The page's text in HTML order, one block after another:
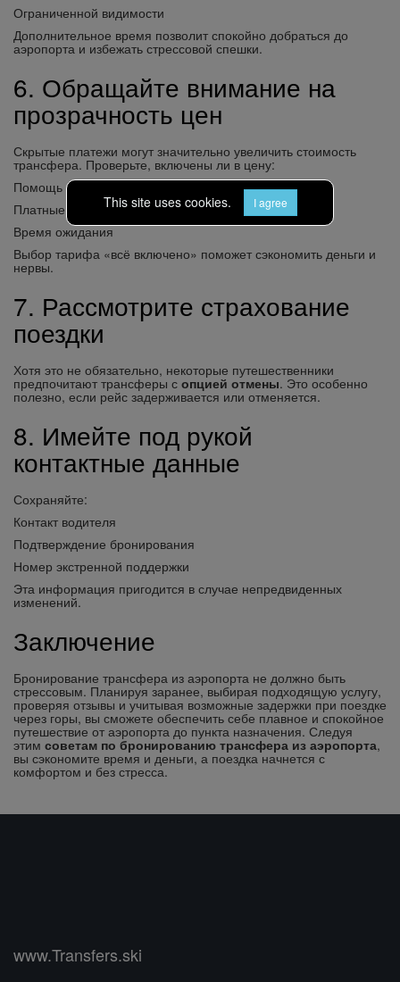
Ограниченной видимости
Дополнительное время позволит спокойно добраться до
аэропорта и избежать стрессовой спешки.
6. Обращайте внимание на
прозрачность цен
Скрытые платежи могут значительно увеличить стоимость
трансфера. Проверьте, включены ли в цену:
Помощь с багажом
Платные дороги
Время ожидания
Выбор тарифа «всё включено» поможет сэкономить деньги и
нервы.
7. Рассмотрите страхование
поездки
Хотя это не обязательно, некоторые путешественники
предпочитают трансферы с опцией отмены. Это особенно
полезно, если рейс задерживается или отменяется.
8. Имейте под рукой
контактные данные
Сохраняйте:
Контакт водителя
Подтверждение бронирования
Номер экстренной поддержки
Эта информация пригодится в случае непредвиденных
изменений.
Заключение
Бронирование трансфера из аэропорта не должно быть
стрессовым. Планируя заранее, выбирая подходящую услугу,
проверяя отзывы и учитывая возможные задержки при поездке
через горы, вы сможете обеспечить себе плавное и спокойное
путешествие от аэропорта до пункта назначения. Следуя
этим советам по бронированию трансфера из аэропорта,
вы сэкономите время и деньги, а поездка начнется с
комфортом и без стресса.
www.Transfers.ski
This site uses cookies. I agree